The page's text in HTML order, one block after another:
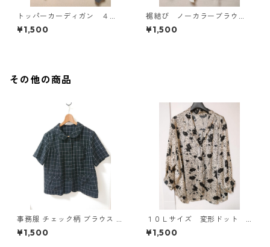
トッパーカーディガン ４
Ｌ グレー KAE-4814
¥1,500
裾結び ノーカラーブラウ
ス ３Ｌ アイボリー KAE-
4813
¥1,500
その他の商品
事務服 チェック柄 ブラウス 3
L ブラック ◆KIY-1298◆
¥1,500
１０Ｌサイズ 変形ドット
花柄 ボウタイブラウス オ
フホワイト KAE-4778
¥1,500